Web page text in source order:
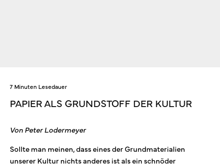
7 Minuten Lesedauer
PAPIER ALS GRUNDSTOFF DER KULTUR
Von Peter Lodermeyer
Sollte man meinen, dass eines der Grundmaterialien
unserer Kultur nichts anderes ist als ein schnöder